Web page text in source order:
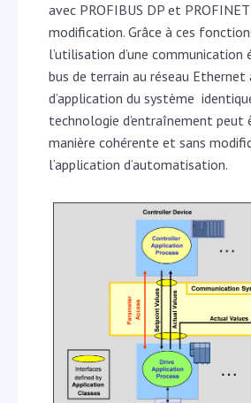
avec PROFIBUS DP et
modification. Grâce à ces
l’utilisation d’une communication
bus de terrain au réseau Ethernet
d’application du système
technologie d’entraînement peut
manière cohérente et sans
l’application d’automatisation.